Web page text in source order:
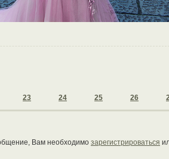
23 24 25 26
Вам необходимо зарегистрироваться